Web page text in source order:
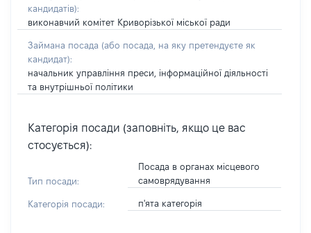
кандидатів):
виконавчий комітет Криворізької міської ради
Займана посада (або посада, на яку претендуєте як
кандидат):
начальник управління преси, інформаційної діяльності
та внутрішньої політики
Категорія посади (заповніть, якщо це вас
стосується):
Тип посади:
Посада в органах місцевого
самоврядування
Категорія посади: п'ята категорія